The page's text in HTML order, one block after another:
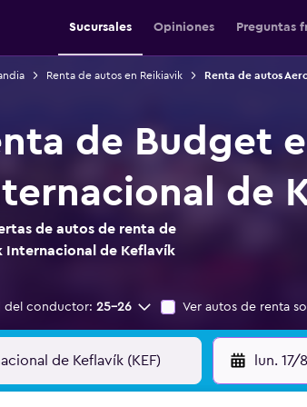
Sucursales Opiniones Preguntas
Renta de autos en Reikiavik Renta de autos
de Budget
de
de autos de renta de
Internacional de Keflavík
del conductor: 25-26 Ver autos de renta
lun. 17/8